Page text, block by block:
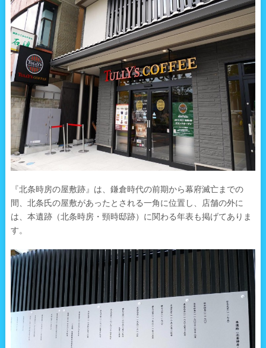
『北条時房の屋敷跡』は、鎌倉時代の前期から幕府滅亡までの
間、北条氏の屋敷があったとされる一角に位置し、店舗の外に
は、本遺跡（北条時房・頸時邸跡）に関わる年表も掲げてありま
す。